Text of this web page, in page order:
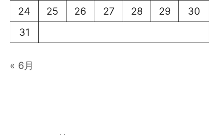
24
25 26 27 28 29
30
31
« 6月